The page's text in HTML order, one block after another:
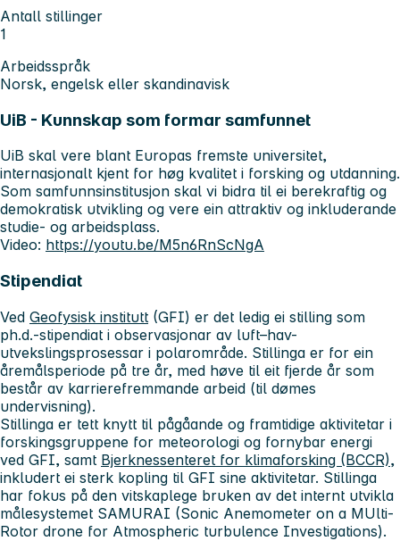
Antall stillinger
1
Arbeidsspråk
Norsk, engelsk eller skandinavisk
UiB - Kunnskap som formar samfunnet
UiB skal vere blant Europas fremste universitet,
internasjonalt kjent for høg kvalitet i forsking og utdanning.
Som samfunnsinstitusjon skal vi bidra til ei berekraftig og
demokratisk utvikling og vere ein attraktiv og inkluderande
studie- og arbeidsplass.
Video: https://youtu.be/M5n6RnScNgA
Stipendiat
Ved Geofysisk institutt (GFI) er det ledig ei stilling som
ph.d.-stipendiat i observasjonar av luft–hav-
utvekslingsprosessar i polarområde. Stillinga er for ein
åremålsperiode på tre år, med høve til eit fjerde år som
består av karrierefremmande arbeid (til dømes
undervisning).
Stillinga er tett knytt til pågåande og framtidige aktivitetar i
forskingsgruppene for meteorologi og fornybar energi
ved GFI, samt Bjerknessenteret for klimaforsking (BCCR),
inkludert ei sterk kopling til GFI sine aktivitetar. Stillinga
har fokus på den vitskaplege bruken av det internt utvikla
målesystemet SAMURAI (Sonic Anemometer on a MUlti-
Rotor drone for Atmospheric turbulence Investigations).